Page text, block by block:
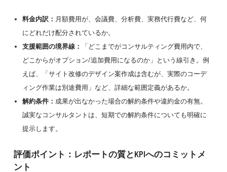
料金内訳： 月額費用が、会議費、分析費、実務代行費など、何
にどれだけ配分されているか。
支援範囲の境界線：
「どこまでがコンサルティング費用内で、
どこからがオプション/追加費用になるのか」という線引き。例
えば、「サイト改修のデザイン案作成は含むが、実際のコーデ
ィング作業は別途費用」など、詳細な範囲定義があるか。
解約条件： 成果が出なかった場合の解約条件や違約金の有無。
誠実なコンサルタントは、短期での解約条件についても明確に
提示します。
評価ポイント：レポートの質とKPIへのコミットメ
ント